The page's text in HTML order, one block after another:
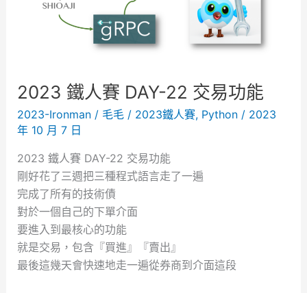
3
交
易
功
能
『
二
』
2023 鐵人賽 DAY-22 交易功能
2023-Ironman/ 毛毛 / 2023鐵人賽, Python/ 2023
年 10 月 7 日
2023 鐵人賽 DAY-22 交易功能
剛好花了三週把三種程式語言走了一遍
完成了所有的技術債
對於一個自己的下單介面
要進入到最核心的功能
就是交易，包含『買進』『賣出』
最後這幾天會快速地走一遍從券商到介面這段